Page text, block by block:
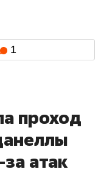
1
проход
атак